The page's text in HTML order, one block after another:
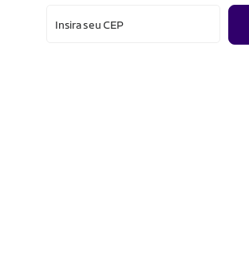
Insira seu CEP